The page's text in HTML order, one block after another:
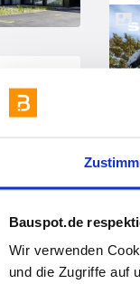
Bauspot.de
Wir verwenden
und die Zugriffe auf